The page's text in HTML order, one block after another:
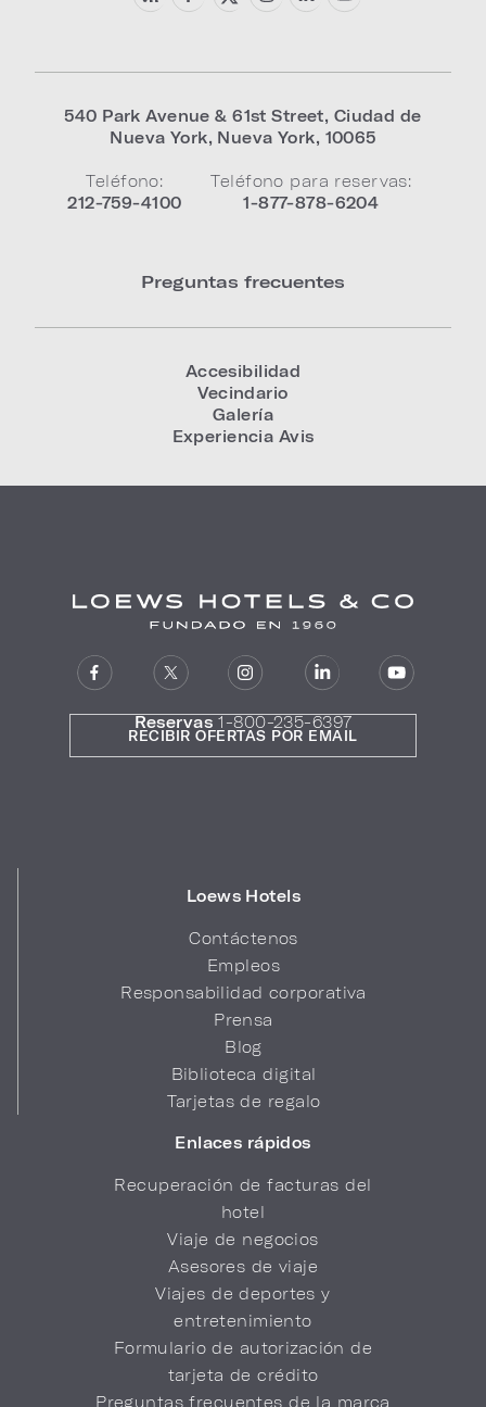
540 Park Avenue & 61st Street, Ciudad de
Nueva York, Nueva York, 10065
Teléfono:
212-759-4100
Teléfono para reservas:
1-877-878-6204
Preguntas frecuentes
Accesibilidad
Vecindario
Galería
Experiencia Avis
Reservas 1-800-235-6397
Loews Hotels
Contáctenos
Empleos
Responsabilidad corporativa
Prensa
Blog
Biblioteca digital
Tarjetas de regalo
Enlaces rápidos
Recuperación de facturas del
hotel
Viaje de negocios
Asesores de viaje
Viajes de deportes y
entretenimiento
Formulario de autorización de
tarjeta de crédito
Preguntas frecuentes de la marca
RECIBIR OFERTAS POR EMAIL